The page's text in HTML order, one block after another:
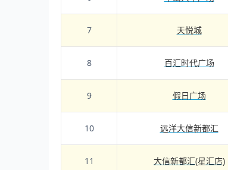
7 天悦城
8 百汇时代广场
9 假日广场
10 远洋大信新都汇
11 大信新都汇(星汇店)